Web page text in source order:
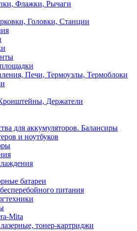
Флажки, Рычаги
Головки, Станции
Печи, Термоузлы, Термоблоки
Держатели
для аккумуляторов. Балансиры
и ноутбуков
батареи
питания
Mita
тонер-картриджи